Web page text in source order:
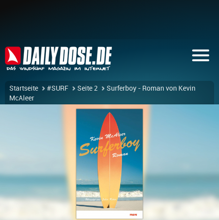
Startseite #SURF Seite 2
Surferboy - Roman von Kevin
McAleer